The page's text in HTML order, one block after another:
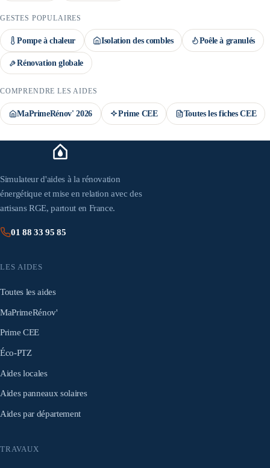
GESTES POPULAIRES
Pompe à chaleur Isolation des combles Poêle à granulés
Rénovation globale
COMPRENDRE LES AIDES
MaPrimeRénov' 2026 Prime CEE Toutes les fiches CEE
Simulateur d'aides à la rénovation
énergétique et mise en relation avec des
artisans RGE, partout en France.
01 88 33 95 85
LES AIDES
Toutes les aides
MaPrimeRénov'
Prime CEE
Éco-PTZ
Aides locales
Aides panneaux solaires
Aides par département
TRAVAUX